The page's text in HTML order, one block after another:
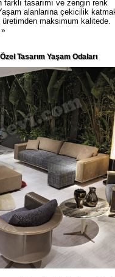
tasarımı ve zengin renk
alanlarına çekicilik
maksimum kalitede.
Tasarım Yaşam Odaları